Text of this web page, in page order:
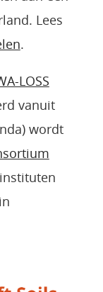
Lees
.
LOSS
vanuit
wordt